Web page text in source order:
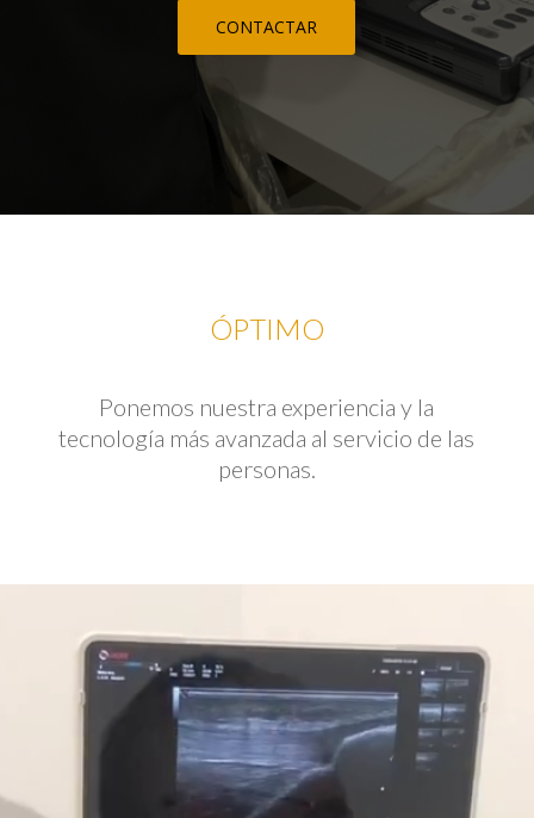
CONTACTAR
ÓPTIMO
Ponemos nuestra experiencia y la
tecnología más avanzada al servicio de las
personas.